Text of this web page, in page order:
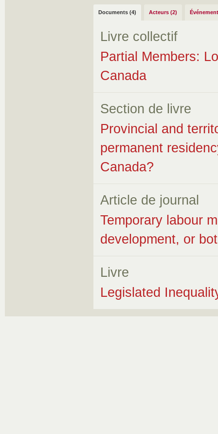
Documents (4) Acteurs (2)
Livre collectif
Partial Members:
Canada
Section de livre
Provincial and
permanent
Canada?
Article de journal
Temporary labour
development, or
Livre
Legislated